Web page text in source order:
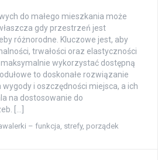
do małego mieszkania może
gdy przestrzeń jest
różnorodne. Kluczowe jest, aby
trwałości oraz elastyczności
wykorzystać dostępną
to doskonałe rozwiązanie
i oszczędności miejsca, a ich
na dostosowanie do
[…]
– funkcja, strefy, porządek